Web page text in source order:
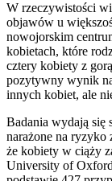
W rzeczywistości
objawów u
nowojorskim
kobietach, które
cztery kobiety z
pozytywny wynik
innych kobiet, ale
Badania wydają się
narażone na ryzyko
że kobiety w ciąży
University of Oxford